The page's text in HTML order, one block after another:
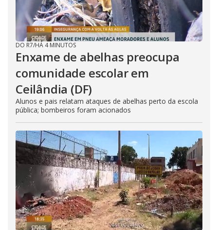
DO R7/HÁ 4 MINUTOS
Enxame de abelhas preocupa
comunidade escolar em
Ceilândia (DF)
Alunos e pais relatam ataques de abelhas perto da escola
pública; bombeiros foram acionados